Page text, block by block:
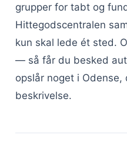
grupper for tabt og
Hittegodscentralen
kun skal lede ét sted.
— så får du besked
opslår noget i Odense,
beskrivelse.